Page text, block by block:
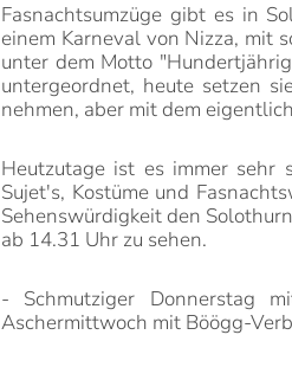
Fasnachtsumzüge gibt es in
einem Karneval von Nizza, mit
unter dem Motto
untergeordnet, heute setzen
nehmen, aber mit dem
Heutzutage ist es immer sehr
Sujet's, Kostüme und
Sehenswürdigkeit den
ab 14.31 Uhr zu sehen.
- Schmutziger Donnerstag
Aschermittwoch mit Böögg-